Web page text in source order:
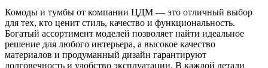
Комоды и тумбы от компании ЦДМ — это отличный выбор
для тех, кто ценит стиль, качество и функциональность.
Богатый ассортимент моделей позволяет найти идеальное
решение для любого интерьера, а высокое качество
материалов и продуманный дизайн гарантируют
долговечность и удобство эксплуатации. В каждой детали